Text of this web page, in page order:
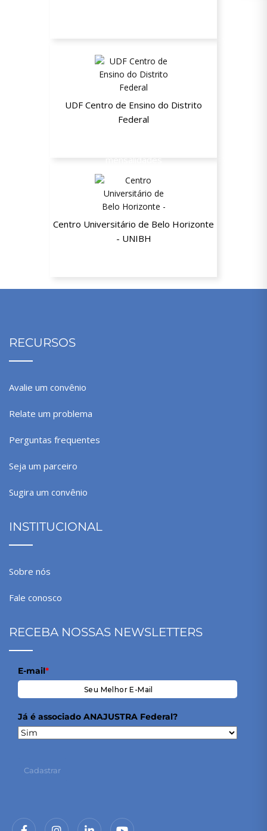
UDF Centro de Ensino do Distrito
Federal
Centro Universitário de Belo Horizonte
- UNIBH
RECURSOS
Avalie um convênio
Relate um problema
Perguntas frequentes
Seja um parceiro
Sugira um convênio
INSTITUCIONAL
Sobre nós
Fale conosco
RECEBA NOSSAS NEWSLETTERS
E-mail*
Já é associado ANAJUSTRA Federal?
Cadastrar